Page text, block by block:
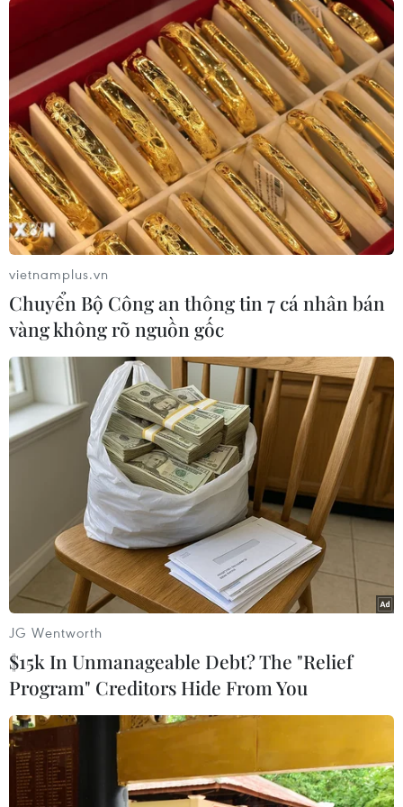
(TTXVN/Vietnam+)
#Khu đô thị mới thủ thiêm
#thanh tra chính phủ
#hợp đồng BT
#Đại Quang Minh
#Kiểm toán nhà nước
Tp. Hồ Chí Minh
Theo dõi VietnamPlus
TIN LIÊN QUAN
vietnamplus.vn
Chuyển Bộ Công an thông tin 7 cá nhân bán
vàng không rõ nguồn gốc
JG Wentworth
$15k In Unmanageable Debt? The "Relief
Program" Creditors Hide From You